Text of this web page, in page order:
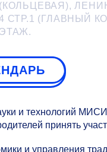
(КОЛЬЦЕВАЯ),
СТР.1 (ГЛАВНЫЙ
ЭТАЖ.
и технологий
принять
и управления